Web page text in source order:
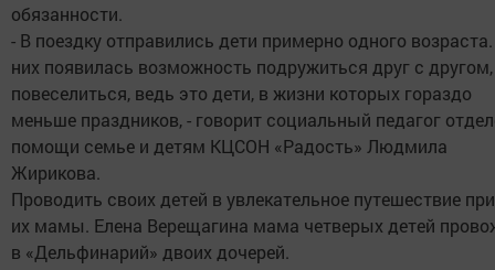
обязанности.
- В поездку отправились дети примерно одного
них появилась возможность подружиться друг с другом,
повеселиться, ведь это дети, в жизни которых гораздо
меньше праздников, - говорит социальный педагог
помощи семье и детям КЦСОН «Радость» Людмила
Жирикова.
Проводить своих детей в увлекательное путешествие
их мамы. Елена Верещагина мама четверых детей
в «Дельфинарий» двоих дочерей.